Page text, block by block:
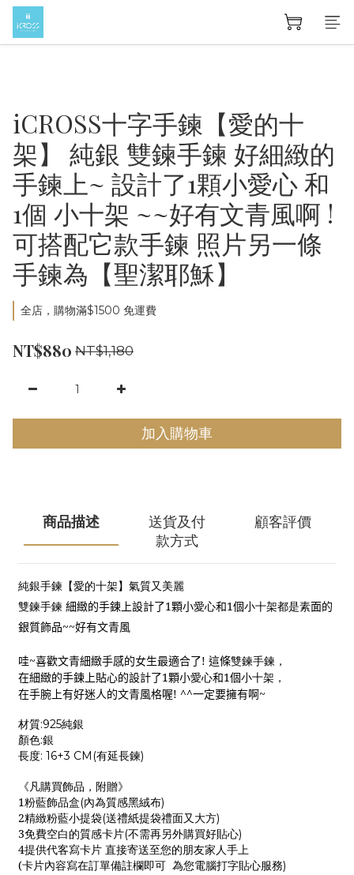
iCROSS十字手鍊【愛的十
架】 純銀 雙鍊手鍊 好細緻的
手鍊上~ 設計了1顆小愛心 和
1個 小十架 ~~好有文青風啊 !
可搭配它款手鍊 照片另一條
手鍊為【聖潔耶穌】
全店，購物滿$1500 免運費
NT$880 NT$1,180
加入購物車
商品描述
送貨及付
款方式
顧客評價
純銀手鍊【愛的十架】氣質又美麗
雙鍊手鍊 細緻的手鍊上設計了1顆小愛心和1個小十架都是素面的
銀質飾品~~好有文青風
哇~喜歡文青細緻手感的女生最適合了! 這條雙鍊手鍊，
在細緻的手鍊上貼心的設計了1顆小愛心和1個小十架，
在手腕上有好迷人的文青風格喔! ^^一定要擁有啊~
材質:925純銀
顏色:銀
長度: 16+3 CM(有延長鍊)
《凡購買飾品，附贈》
1粉藍飾品盒(內為質感黑絨布)
2精緻粉藍小提袋(送禮紙提袋禮面又大方)
3免費空白的質感卡片(不需再另外購買好貼心)
4提供代客寫卡片 直接寄送至您的朋友家人手上
(卡片內容寫在訂單備註欄即可 為您電腦打字貼心服務)